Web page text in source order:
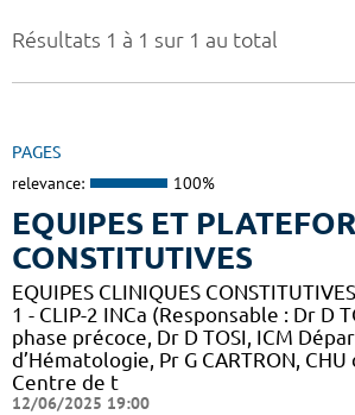
Résultats 1 à 1 sur 1 au total
PAGES
relevance: 100%
EQUIPES ET
CONSTITUTIVES
EQUIPES CLINIQUES
1 - CLIP-2 INCa (Responsable : Dr D
phase précoce, Dr D TOSI, ICM
d’Hématologie, Pr G CARTRON,
Centre de t
12/06/2025 19:00